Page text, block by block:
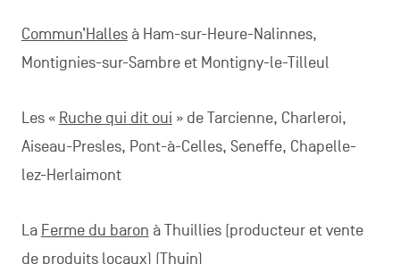
Commun’Hallesà Ham-sur-Heure-Nalinnes,
Montignies-sur-Sambre et Montigny-le-Tilleul
Les « Ruche qui dit oui » de Tarcienne, Charleroi,
Aiseau-Presles, Pont-à-Celles, Seneffe, Chapelle-
lez-Herlaimont
La Ferme du baron à Thuillies (producteur et vente
de produits locaux) (Thuin)